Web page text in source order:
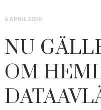
6 APRIL 2020
NU
OM